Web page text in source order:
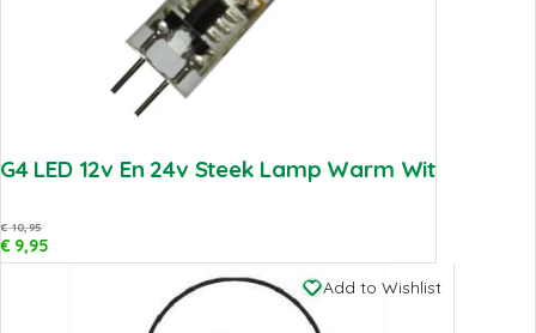
G4 LED 12v En 24v Steek Lamp Warm Wit
€10,95
€9,95
Add to Wishlist